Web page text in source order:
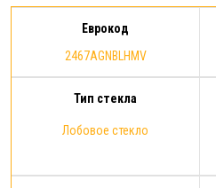
Еврокод
2467AGNBLHMV
Тип стекла
Лобовое стекло